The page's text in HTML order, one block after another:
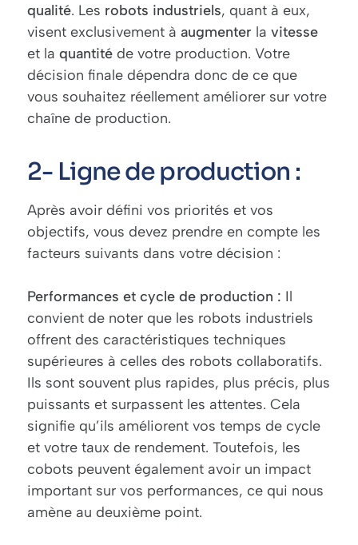
qualité. Les robots industriels, quant à eux,
visent exclusivement à augmenter la vitesse
et la quantité de votre production. Votre
décision finale dépendra donc de ce que
vous souhaitez réellement améliorer sur votre
chaîne de production.
2- Ligne de production :
Après avoir défini vos priorités et vos
objectifs, vous devez prendre en compte les
facteurs suivants dans votre décision :
Performances et cycle de production : Il
convient de noter que les robots industriels
offrent des caractéristiques techniques
supérieures à celles des robots collaboratifs.
Ils sont souvent plus rapides, plus précis, plus
puissants et surpassent les attentes. Cela
signifie qu’ils améliorent vos temps de cycle
et votre taux de rendement. Toutefois, les
cobots peuvent également avoir un impact
important sur vos performances, ce qui nous
amène au deuxième point.